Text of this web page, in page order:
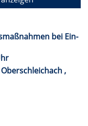
bei Ein-
,